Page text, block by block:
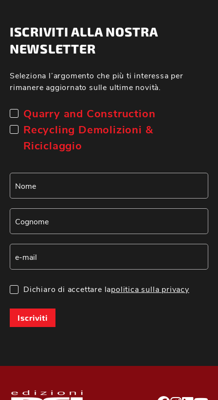
ISCRIVITI ALLA NOSTRA
NEWSLETTER
Seleziona l’argomento che più ti interessa per
rimanere aggiornato sulle ultime novità.
Quarry and Construction
Recycling Demolizioni &
Riciclaggio
Dichiaro di accettare lapolitica sulla privacy
Iscriviti